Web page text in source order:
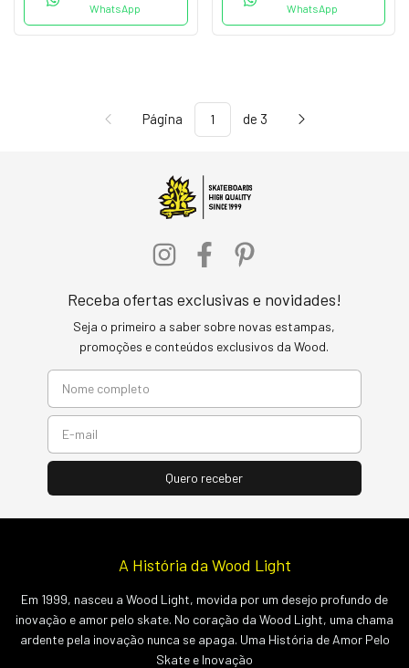
WhatsApp
WhatsApp
Página de 3
Receba ofertas exclusivas e novidades!
Seja o primeiro a saber sobre novas estampas,
promoções e conteúdos exclusivos da Wood.
A História da Wood Light
Em 1999, nasceu a Wood Light, movida por um desejo profundo de
inovação e amor pelo skate. No coração da Wood Light, uma chama
ardente pela inovação nunca se apaga. Uma História de Amor Pelo
Skate e Inovação